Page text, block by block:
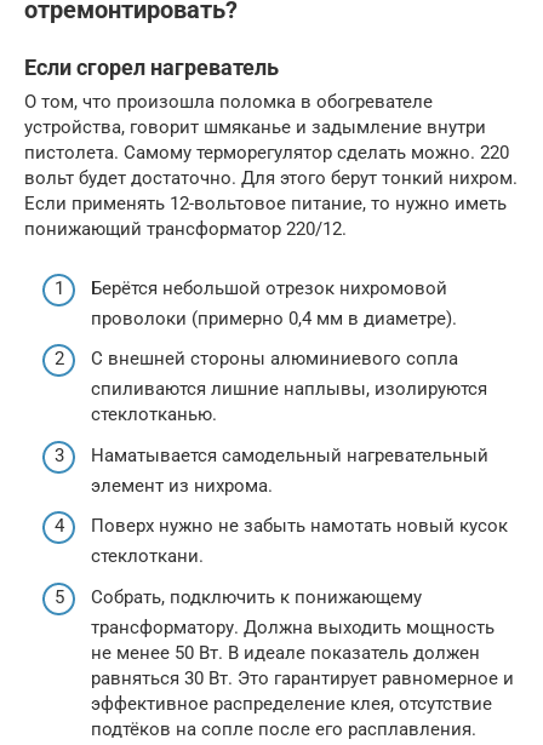
отремонтировать?
Если сгорел нагреватель
О том, что произошла поломка в обогревателе
устройства, говорит шмяканье и задымление внутри
пистолета. Самому терморегулятор сделать можно. 220
вольт будет достаточно. Для этого берут тонкий нихром.
Если применять 12-вольтовое питание, то нужно иметь
понижающий трансформатор 220/12.
Берётся небольшой отрезок нихромовой
проволоки (примерно 0,4 мм в диаметре).
С внешней стороны алюминиевого сопла
спиливаются лишние наплывы, изолируются
стеклотканью.
Наматывается самодельный нагревательный
элемент из нихрома.
Поверх нужно не забыть намотать новый кусок
стеклоткани.
Собрать, подключить к понижающему
трансформатору. Должна выходить мощность
не менее 50 Вт. В идеале показатель должен
равняться 30 Вт. Это гарантирует равномерное и
эффективное распределение клея, отсутствие
подтёков на сопле после его расплавления.